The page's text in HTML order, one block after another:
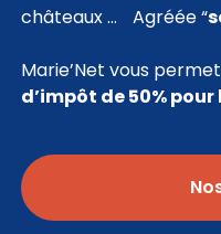
châteaux … Agréée “
Marie’Net vous
d’impôt de 50%